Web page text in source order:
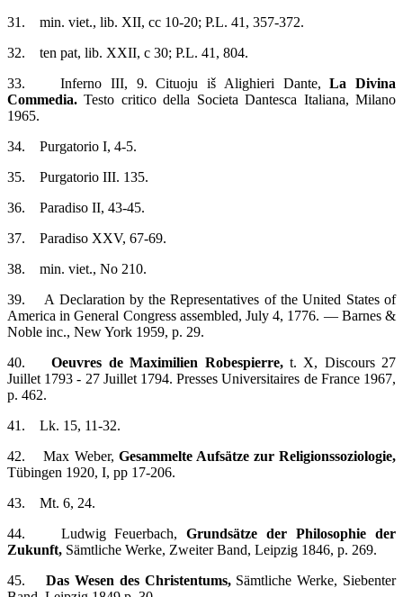
31. min. viet., lib. XII, cc 10-20; P.L. 41, 357-372.
32. ten pat, lib. XXII, c 30; P.L. 41, 804.
33. Inferno III, 9. Cituoju iš Alighieri Dante,La Divina
Commedia. Testo critico della Societa Dantesca Italiana, Milano
1965.
34. Purgatorio I, 4-5.
35. Purgatorio III. 135.
36. Paradiso II, 43-45.
37. Paradiso XXV, 67-69.
38. min. viet., No 210.
39. A Declaration by the Representatives of the United States of
America in General Congress assembled, July 4, 1776. — Barnes &
Noble inc., New York 1959, p. 29.
40.Oeuvres de Maximilien Robespierre,t. X, Discours 27
Juillet 1793 - 27 Juillet 1794. Presses Universitaires de France 1967,
p. 462.
41. Lk. 15, 11-32.
42. Max Weber, Gesammelte Aufsätze zur Religionssoziologie,
Tübingen 1920, I, pp 17-206.
43. Mt. 6, 24.
44. Ludwig Feuerbach,Grundsätze der Philosophie der
Zukunft, Sämtliche Werke, Zweiter Band, Leipzig 1846, p. 269.
45.Das Wesen des Christentums,Sämtliche Werke, Siebenter